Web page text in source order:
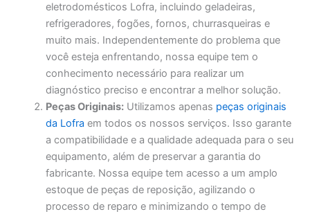
eletrodomésticos Lofra, incluindo geladeiras,
refrigeradores, fogões, fornos, churrasqueiras e
muito mais. Independentemente do problema que
você esteja enfrentando, nossa equipe tem o
conhecimento necessário para realizar um
diagnóstico preciso e encontrar a melhor solução.
Peças Originais: Utilizamos apenas peças originais
da Lofra em todos os nossos serviços. Isso garante
a compatibilidade e a qualidade adequada para o seu
equipamento, além de preservar a garantia do
fabricante. Nossa equipe tem acesso a um amplo
estoque de peças de reposição, agilizando o
processo de reparo e minimizando o tempo de